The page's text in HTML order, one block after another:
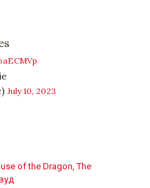
July 10, 2023
of the Dragon,The